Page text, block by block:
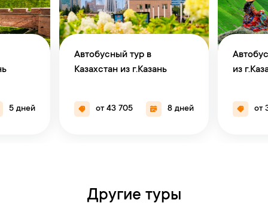
5 дней
Автобусный тур в
Казахстан из г.Казань
от 43 705 8 дней
из
от
Другие туры